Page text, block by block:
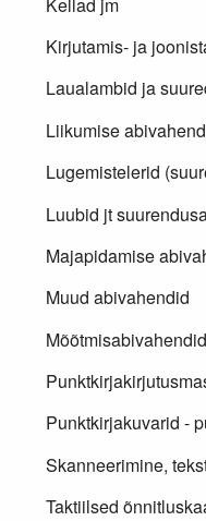
Kirjutamis- ja
Laualambid ja
Liikumise
Lugemistelerid
Luubid jt
Majapidamise
Muud abivahendid
Mõõtmisabivahendid
Punktkirjakuvarid -
Skanneerimine,
Taktiilsed